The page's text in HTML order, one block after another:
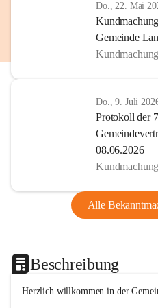
Do., 22. Mai
Gemeinde
Do., 9. Juli
Protokoll der
08.06.2026
Alle
Beschreibung
Herzlich willkommen in der